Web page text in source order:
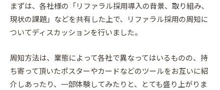
まずは、各社様の「リファラル採用導入の背景、取り組み、
現状の課題」などを共有した上で、リファラル採用の周知に
ついてディスカッションを行いました。
周知方法は、業態によって各社で異なってはいるものの、持
ち寄って頂いたポスターやカードなどのツールをお互いに紹
介しあったり、一部体験してみたりと、とても盛り上がりま